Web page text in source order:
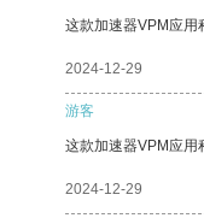
这款加速器VPM应用
2024-12-29
游客
这款加速器VPM应用
2024-12-29